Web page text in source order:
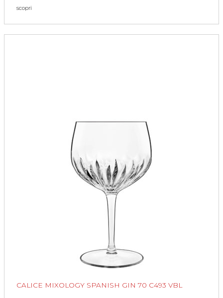
scopri
CALICE MIXOLOGY SPANISH GIN 70 C493 VBL